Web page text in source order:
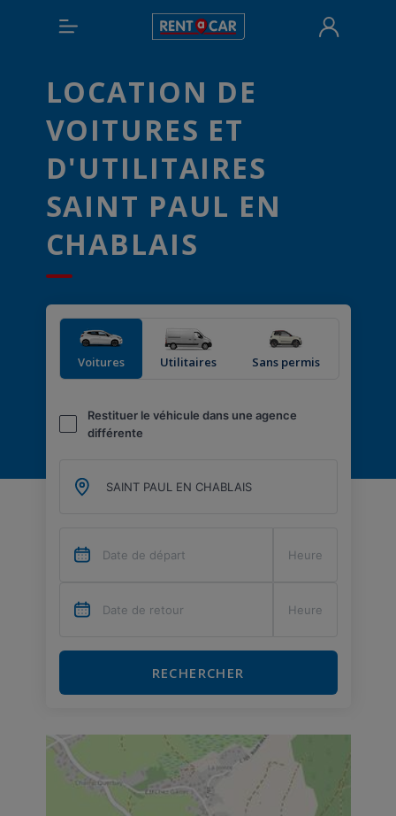
LOCATION DE
VOITURES ET
D'UTILITAIRES
SAINT PAUL EN
CHABLAIS
Voitures Utilitaires Sans permis
Restituer le véhicule dans une agence
différente
RECHERCHER